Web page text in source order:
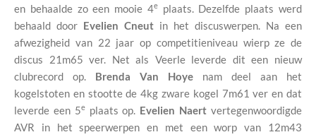
en behaalde zo een mooie 4eplaats. Dezelfde plaats werd
behaald door Evelien Cneut in het discuswerpen. Na een
afwezigheid van 22 jaar op competitieniveau wierp ze de
discus 21m65 ver. Net als Veerle leverde dit een nieuw
clubrecord op. Brenda Van Hoye nam deel aan het
kogelstoten en stootte de 4kg zware kogel 7m61 ver en dat
leverde een 5eplaats op. Evelien Naert vertegenwoordigde
AVR in het speerwerpen en met een worp van 12m43